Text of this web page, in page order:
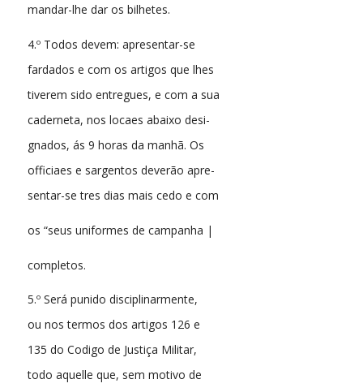
mandar-lhe dar os bilhetes.
4.º Todos devem: apresentar-se
fardados e com os artigos que lhes
tiverem sido entregues, e com a sua
caderneta, nos locaes abaixo desi-
gnados, ás 9 horas da manhã. Os
officiaes e sargentos deverão apre-
sentar-se tres dias mais cedo e com
os “seus uniformes de campanha |
completos.
5.º Será punido disciplinarmente,
ou nos termos dos artigos 126 e
135 do Codigo de Justiça Militar,
todo aquelle que, sem motivo de